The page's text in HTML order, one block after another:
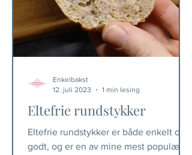
Eltefrie rundstykker
Eltefrie rundstykker er både enkelt og
godt, og er en av mine mest populære
Enkelbakst
12. juli 2023
1 min lesing